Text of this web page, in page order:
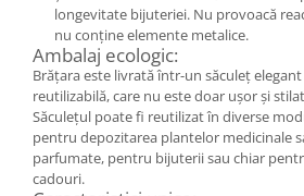
Set bijuterii
Bijuterii din lemn
Colier / Pandantiv
Cercei
Set bijuterii
Brățară
Bijuterii fără metal
longevitate bijuteriei. Nu provoacă
nu conține elemente metalice.
Ambalaj ecologic:
Brățara este livrată într-un săculeț
reutilizabilă, care nu este doar ușor și
Săculețul poate fi reutilizat în diverse
pentru depozitarea plantelor medicinale
parfumate, pentru bijuterii sau chiar
cadouri.